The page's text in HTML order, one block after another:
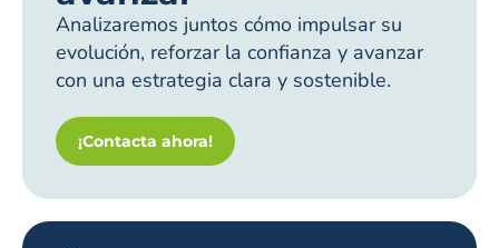
Analizaremos juntos cómo impulsar su
evolución, reforzar la confianza y avanzar
con una estrategia clara y sostenible.
¡Contacta ahora!